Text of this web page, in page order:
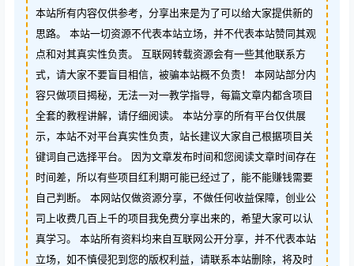
本站所有内容仅供参考，分享出来是为了可以给大家提供新的
思路。 本站一切资源不代表本站立场，并不代表本站赞同其观
点和对其真实性负责。 互联网转载资源会有一些其他联系方
式，请大家不要盲目相信，被骗本站概不负责！ 本网站部分内
容只做项目揭秘，无法一对一教学指导，每篇文章内都含项目
全套的教程讲解，请仔细阅读。 本站分享的所有平台仅供展
示，本站不对平台真实性负责，站长建议大家自己根据项目关
键词自己选择平台。 因为文章发布时间和您阅读文章时间存在
时间差，所以有些项目红利期可能已经过了，能不能赚钱需要
自己判断。 本网站仅做资源分享，不做任何收益保障，创业公
司上收费几百上千的项目我免费分享出来的，希望大家可以认
真学习。 本站所有资料均来自互联网公开分享，并不代表本站
立场，如不慎侵犯到您的版权利益，请联系本站删除，将及时